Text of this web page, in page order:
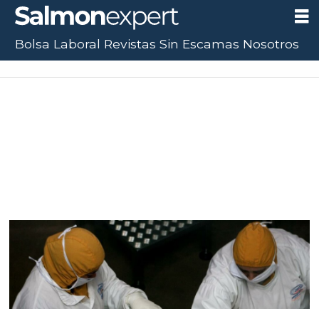
Bolsa Laboral Revistas Sin Escamas Nosotros